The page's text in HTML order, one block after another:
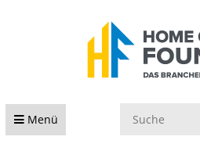
Menü